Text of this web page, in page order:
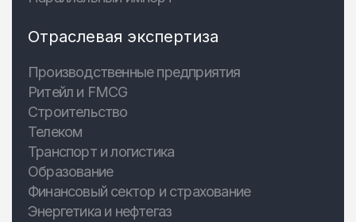
Отраслевая экспертиза
Производственные предприятия
Ритейл и FMCG
Строительство
Телеком
Транспорт и логистика
Образование
Финансовый сектор и страхование
Энергетика и нефтегаз